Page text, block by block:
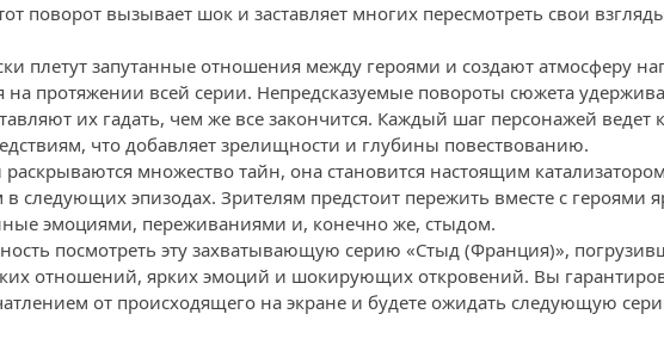
поворот вызывает шок и заставляет многих пересмотреть свои
плетут запутанные отношения между героями и создают атмосферу
на протяжении всей серии. Непредсказуемые повороты сюжета
их гадать, чем же все закончится. Каждый шаг персонажей ведет к
что добавляет зрелищности и глубины повествованию.
раскрываются множество тайн, она становится настоящим
следующих эпизодах. Зрителям предстоит пережить вместе с героями
эмоциями, переживаниями и, конечно же, стыдом.
посмотреть эту захватывающую серию «Стыд (Франция)»,
отношений, ярких эмоций и шокирующих откровений. Вы
от происходящего на экране и будете ожидать следующую